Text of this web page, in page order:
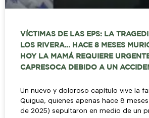
VÍCTIMAS DE LAS EPS: LA
LOS RIVERA… HACE 8 MESES
HOY LA MAMÁ REQUIERE
CAPRESOCA DEBIDO A UN
Un nuevo y doloroso capítulo vive la
Quigua, quienes apenas hace 8
de 2025) sepultaron en medio de un